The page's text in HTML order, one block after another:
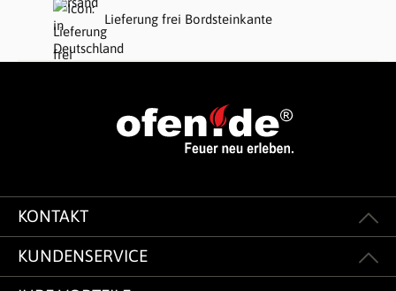
Lieferung frei Bordsteinkante
KONTAKT
KUNDENSERVICE